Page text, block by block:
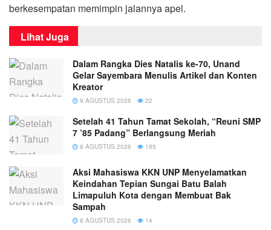
berkesempatan memimpin jalannya apel.
Lihat Juga
Dalam Rangka Dies Natalis ke-70, Unand
Gelar Sayembara Menulis Artikel dan Konten
Kreator
9 AGUSTUS 2026 22
Setelah 41 Tahun Tamat Sekolah, “Reuni SMP
7 ’85 Padang” Berlangsung Meriah
8 AGUSTUS 2026 185
Aksi Mahasiswa KKN UNP Menyelamatkan
Keindahan Tepian Sungai Batu Balah
Limapuluh Kota dengan Membuat Bak
Sampah
8 AGUSTUS 2026 14